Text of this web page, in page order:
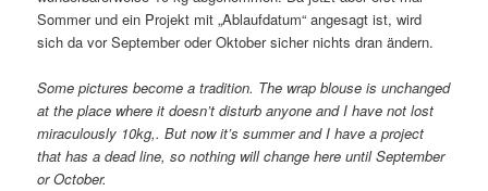
Sommer und ein Projekt mit „Ablaufdatum“ angesagt ist, wird
sich da vor September oder Oktober sicher nichts dran ändern.
Some pictures become a tradition. The wrap blouse is unchanged
at the place where it doesn’t disturb anyone and I have not lost
miraculously 10kg,. But now it’s summer and I have a project
that has a dead line, so nothing will change here until September
or October.